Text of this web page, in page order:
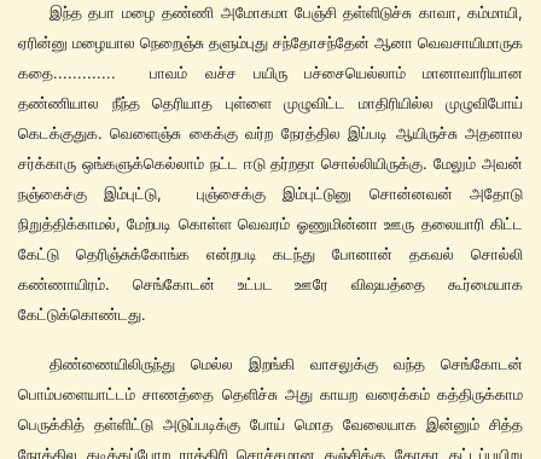
இந்த தபா மழை தண்ணி அமோகமா பேஞ்சி தள்ளிடுச்சு காவா, கம்மாயி,
ஏரின்னு மழையால நெறைஞ்சு தளும்புது சந்தோசந்தேன் ஆனா வெவசாயிமாருக
கதை............. பாவம் வச்ச பயிரு பச்சையெல்லாம் மானாவாரியான
தண்ணியால நீந்த தெரியாத புள்ளை முழுவிட்ட மாதிரியில்ல முழுவிபோய்
கெடக்குதுக. வெளைஞ்சு கைக்கு வர்ற நேரத்தில இப்படி ஆயிருச்சு அதனால
சர்க்காரு ஒங்களுக்கெல்லாம் நட்ட ஈடு தர்றதா சொல்லியிருக்கு. மேலும் அவன்
நஞ்கைச்கு இம்புட்டு, புஞ்சைக்கு இம்புட்டுனு சொன்னவன் அதோடு
நிறுத்திக்காமல், மேற்படி கொள்ள வெவரம் ஓணுமின்னா ஊரு தலையாரி கிட்ட
கேட்டு தெரிஞ்சுக்கோங்க என்றபடி கடந்து போனான் தகவல் சொல்லி
கண்ணாயிரம். செங்கோடன் உட்பட ஊரே விஷயத்தை கூர்மையாக
கேட்டுக்கொண்டது.
திண்ணையிலிருந்து மெல்ல இறங்கி வாசலுக்கு வந்த செங்கோடன்
பொம்பளையாட்டம் சாணத்தை தெளிச்சு அது காயற வரைக்கம் கத்திருக்காம
பெருக்கித் தள்ளிட்டு அடுப்படிக்கு போய் மொத வேலையாக இன்னும் சித்த
நேரத்தில கடிக்கப்போற ராத்திரி சொச்சமான கஞ்சிக்கு தோதா தட்டப்பயிறு